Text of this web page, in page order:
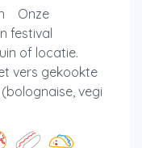
Onze
festival
of locatie.
vers gekookte
vegi